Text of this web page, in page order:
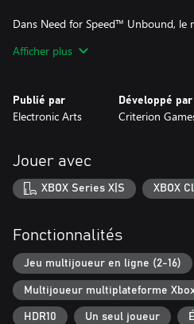
Dans Need for Speed™ Unbound, le
course de rue ultime de Lakeshore.
dans la légende de la course de
longueur d’avance sur la police.
Exprimez-vous pleinement grâce à
et des tags qui représentent qui vous
franchise Need for Speed™ Unbound
heures d’action électrique et sous
*DES CONDITIONS ET DES
EN SAVOIR PLUS, RENDEZ-VOUS
** LES VOITURES SONT
VOTRE PROGRESSION DANS LE JEU
Afficher plus
Publié par
Electronic Arts
Développé par
Criterion
Jouer avec
XBOX Series X|S XBOX
Fonctionnalités
Jeu multijoueur en ligne (2-16)
Multijoueur multiplateforme
HDR10 Un seul joueur